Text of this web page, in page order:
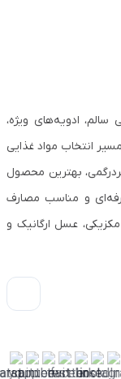
ادویه‌های ویژه،
انتخاب مواد غذایی
بهترین محصول
و مناسب مصارف
عسل ارگانیک و